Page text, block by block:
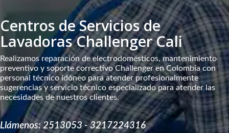
Centros de Servicios de
Lavadoras Challenger Cali
Realizamos reparación de electrodomésticos, mantenimiento
preventivo y soporte correctivo Challenger en Colombia con
personal técnico idóneo para atender profesionalmente
sugerencias y servicio técnico especializado para atender las
necesidades de nuestros clientes.
Llámenos: 2513053 - 3217224316